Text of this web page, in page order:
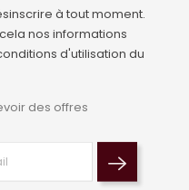
à tout moment.
nos informations
d'utilisation du
des offres